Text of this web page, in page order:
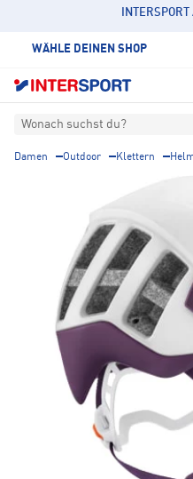
WÄHLE DEINEN SHOP
Wonach suchst du?
Damen Outdoor Klettern